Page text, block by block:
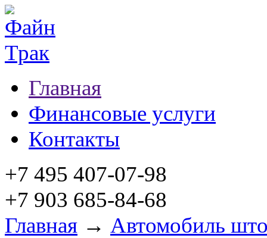
Главная
Финансовые услуги
Контакты
+7 495 407-07-98
+7 903 685-84-68
Главная → Автомобиль